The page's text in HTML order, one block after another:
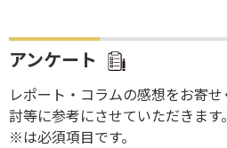
アンケート
レポート・コラムの感想をお寄
討等に参考にさせていただきます。
※は必須項目です。